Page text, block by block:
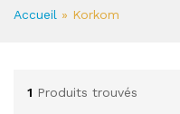
Accueil » Korkom
1 Produits trouvés